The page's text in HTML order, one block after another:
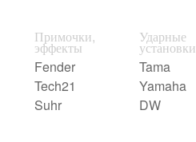
Примочки,
эффекты
Fender
Tech21
Suhr
Ударные
установки
Tama
Yamaha
DW